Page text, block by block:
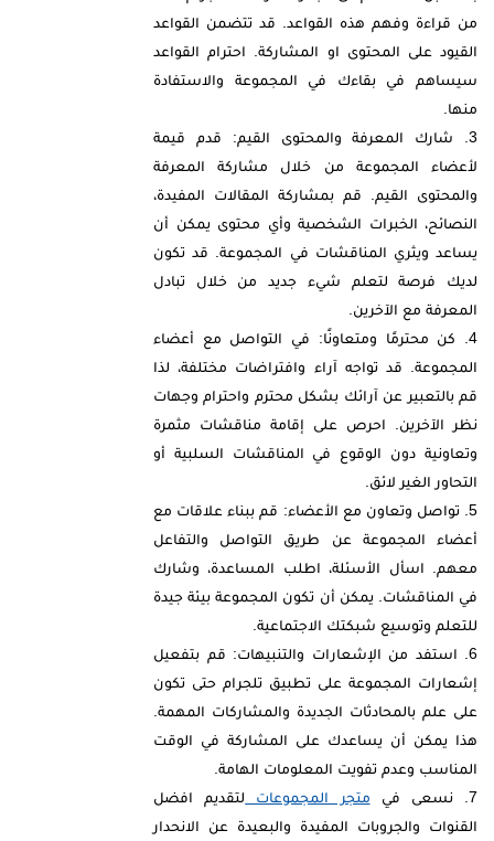
من قراءة وفهم هذه القواعد. قد تتضمن القواعد
القيود على المحتوى او المشاركة. احترام القواعد
سيساهم في بقاءك في المجموعة والاستفادة
منها.
شارك المعرفة والمحتوى القيم: قدم قيمة
لأعضاء المجموعة من خلال مشاركة المعرفة
والمحتوى القيم. قم بمشاركة المقالات المفيدة،
النصائح، الخبرات الشخصية وأي محتوى يمكن أن
يساعد ويثري المناقشات في المجموعة. قد تكون
لديك فرصة لتعلم شيء جديد من خلال تبادل
المعرفة مع الآخرين.
كن محترمًا ومتعاونًا: في التواصل مع أعضاء
المجموعة. قد تواجه آراء وافتراضات مختلفة، لذا
قم بالتعبير عن آرائك بشكل محترم واحترام وجهات
نظر الآخرين. احرص على إقامة مناقشات مثمرة
وتعاونية دون الوقوع في المناقشات السلبية أو
التحاور الغير لائق.
تواصل وتعاون مع الأعضاء: قم ببناء علاقات مع
أعضاء المجموعة عن طريق التواصل والتفاعل
معهم. اسأل الأسئلة، اطلب المساعدة، وشارك
في المناقشات. يمكن أن تكون المجموعة بيئة جيدة
للتعلم وتوسيع شبكتك الاجتماعية.
استفد من الإشعارات والتنبيهات: قم بتفعيل
إشعارات المجموعة على تطبيق تلجرام حتى تكون
على علم بالمحادثات الجديدة والمشاركات المهمة.
هذا يمكن أن يساعدك على المشاركة في الوقت
المناسب وعدم تفويت المعلومات الهامة.
نسعى في متجر المجموعات لتقديم افضل
القنوات والجروبات المفيدة والبعيدة عن الانحدار